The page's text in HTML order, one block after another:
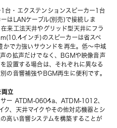
・エクステンションスピーカー1台
はLANケーブル(別売)で接続しま
来工法天井やグリッド型天井にフラ
インチ)のスピーカーは省スペ
で力強いサウンドを再生。低〜中域
の拡声だけでなく、BGMや映像音声
設置する場合は、それぞれに異なる
の音響補強やBGM再生に便利です。
立
ー ATDM-0604a、ATDM-1012、
ク、天井マイクやその他対応機器とシ
高い音響システムを構築することが